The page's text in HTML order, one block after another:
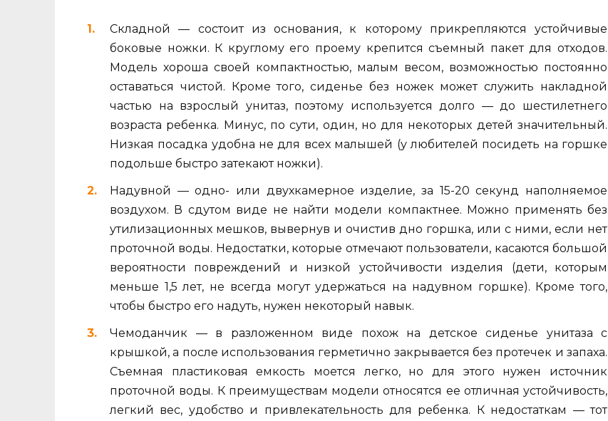
Складной — состоит из основания, к которому прикрепляются устойчивые
боковые ножки. К круглому его проему крепится съемный пакет для отходов.
Модель хороша своей компактностью, малым весом, возможностью постоянно
оставаться чистой. Кроме того, сиденье без ножек может служить накладной
частью на взрослый унитаз, поэтому используется долго — до шестилетнего
возраста ребенка. Минус, по сути, один, но для некоторых детей значительный.
Низкая посадка удобна не для всех малышей (у любителей посидеть на горшке
подольше быстро затекают ножки).
Надувной — одно- или двухкамерное изделие, за 15-20 секунд наполняемое
воздухом. В сдутом виде не найти модели компактнее. Можно применять без
утилизационных мешков, вывернув и очистив дно горшка, или с ними, если нет
проточной воды. Недостатки, которые отмечают пользователи, касаются большой
вероятности повреждений и низкой устойчивости изделия (дети, которым
меньше 1,5 лет, не всегда могут удержаться на надувном горшке). Кроме того,
чтобы быстро его надуть, нужен некоторый навык.
Чемоданчик — в разложенном виде похож на детское сиденье унитаза с
крышкой, а после использования герметично закрывается без протечек и запаха.
Съемная пластиковая емкость моется легко, но для этого нужен источник
проточной воды. К преимуществам модели относятся ее отличная устойчивость,
легкий вес, удобство и привлекательность для ребенка. К недостаткам — тот